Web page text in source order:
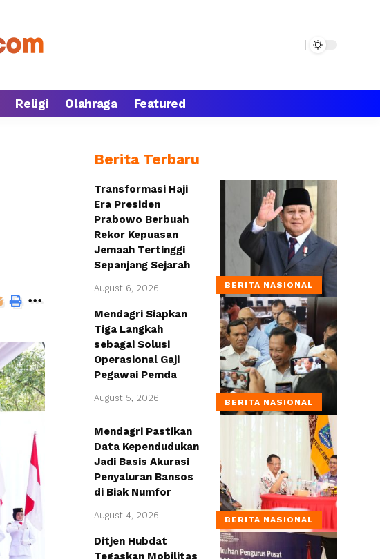
Religi Olahraga Featured
Berita Terbaru
BERITA NASIONAL
Transformasi Haji
Era Presiden
Prabowo Berbuah
Rekor Kepuasan
Jemaah Tertinggi
Sepanjang Sejarah
August 6, 2026
BERITA NASIONAL
Mendagri Siapkan
Tiga Langkah
sebagai Solusi
Operasional Gaji
Pegawai Pemda
August 5, 2026
BERITA NASIONAL
Mendagri Pastikan
Data Kependudukan
Jadi Basis Akurasi
Penyaluran Bansos
di Biak Numfor
August 4, 2026
Ditjen Hubdat
Tegaskan Mobilitas